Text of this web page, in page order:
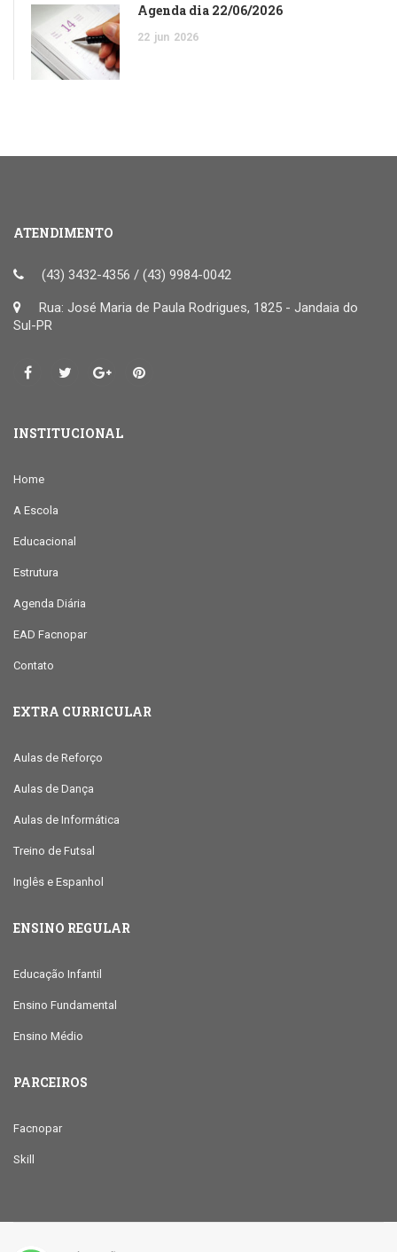
Agenda dia 22/06/2026
22 jun 2026
ATENDIMENTO
(43) 3432-4356 / (43) 9984-0042
Rua: José Maria de Paula Rodrigues, 1825 - Jandaia do
Sul-PR
INSTITUCIONAL
Home
A Escola
Educacional
Estrutura
Agenda Diária
EAD Facnopar
Contato
EXTRA CURRICULAR
Aulas de Reforço
Aulas de Dança
Aulas de Informática
Treino de Futsal
Inglês e Espanhol
ENSINO REGULAR
Educação Infantil
Ensino Fundamental
Ensino Médio
PARCEIROS
Facnopar
Skill